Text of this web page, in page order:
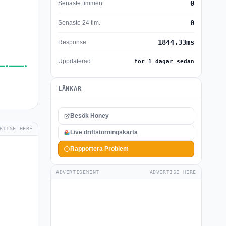
HERE
Senaste timmen 0
Senaste 24 tim. 0
Response 1844.33ms
Uppdaterad för 1 dagar sedan
LÄNKAR
Besök Honey
Live driftstörningskarta
Rapportera Problem
ADVERTISEMENT ADVERTISE HERE